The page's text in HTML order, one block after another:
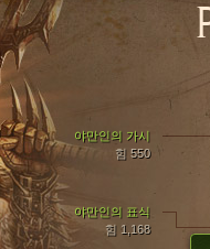
야만인의 표식
힘 1,168
야만인의 가시
힘 550